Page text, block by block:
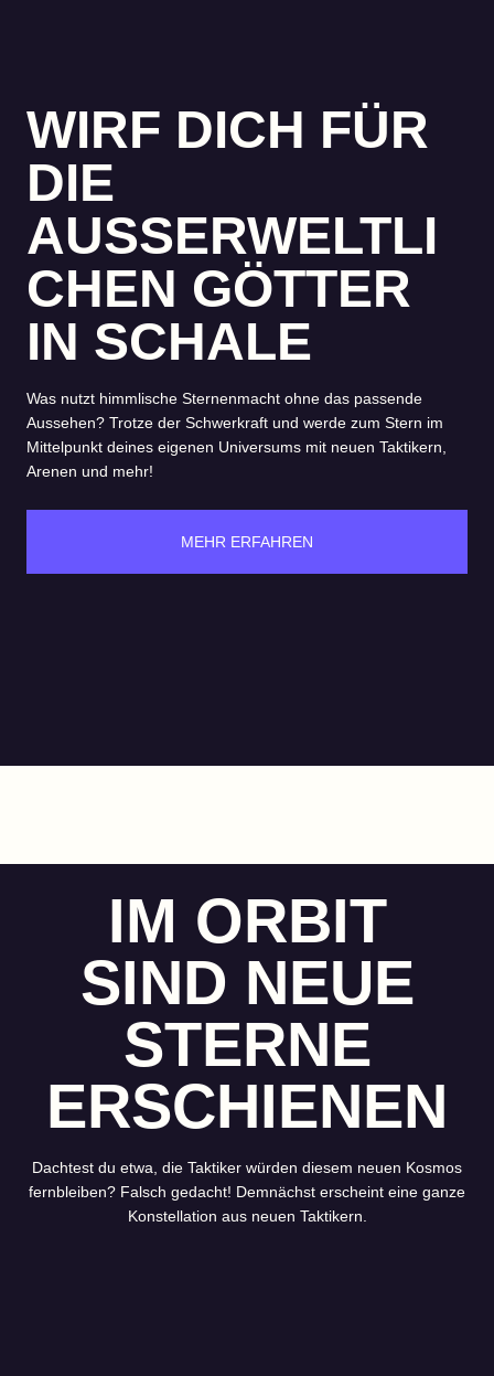
WIRF DICH FÜR
DIE
AUSSERWELTLI
CHEN GÖTTER
IN SCHALE
Was nutzt himmlische Sternenmacht ohne das passende
Aussehen? Trotze der Schwerkraft und werde zum Stern im
Mittelpunkt deines eigenen Universums mit neuen Taktikern,
Arenen und mehr!
MEHR ERFAHREN
IM ORBIT
SIND NEUE
STERNE
ERSCHIENEN
Dachtest du etwa, die Taktiker würden diesem neuen Kosmos
fernbleiben? Falsch gedacht! Demnächst erscheint eine ganze
Konstellation aus neuen Taktikern.